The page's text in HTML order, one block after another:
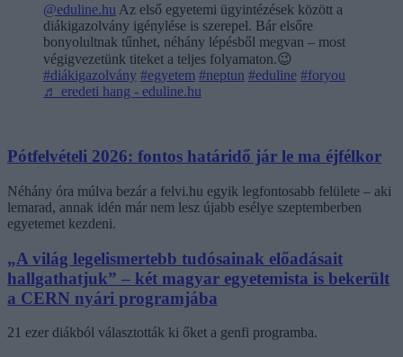
@eduline.hu Az első egyetemi ügyintézések között a
diákigazolvány igénylése is szerepel. Bár elsőre
bonyolultnak tűnhet, néhány lépésből megvan – most
végigvezetünk titeket a teljes folyamaton.😉
#diákigazolvány #egyetem #neptun #eduline #foryou
♬ eredeti hang - eduline.hu
Pótfelvételi 2026: fontos határidő jár le ma éjfélkor
Néhány óra múlva bezár a felvi.hu egyik legfontosabb felülete – aki
lemarad, annak idén már nem lesz újabb esélye szeptemberben
egyetemet kezdeni.
„A világ legelismertebb tudósainak előadásait
hallgathatjuk” – két magyar egyetemista is bekerült
a CERN nyári programjába
21 ezer diákból választották ki őket a genfi programba.